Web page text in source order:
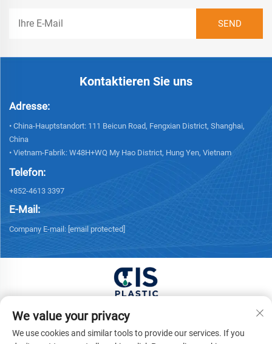
Kontaktieren Sie uns
Adresse:
• China-Hauptstandort: 111 Beicun Road, Fengxian District, Shanghai,
China
• Vietnam-Fabrik: W48H+WQ My Hao District, Hung Yen, Vietnam
Telefon:
+852-4613 3397
E-Mail:
Company E-mail: [email protected]
Copyright © 2025 China XUONG HOANG TRADING
COMPANY LIMITED Alle Rechte vorbehalten. -
Datenschutzrichtlinie
We value your privacy
We use cookies and similar tools to provide our services. If you